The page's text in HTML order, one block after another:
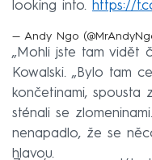
looking into. https://
— Andy Ngo
„Mohli jste tam vidět
Kowalski. „Bylo tam
končetinami, spousta
sténali se
nenapadlo, že se
hlavou.